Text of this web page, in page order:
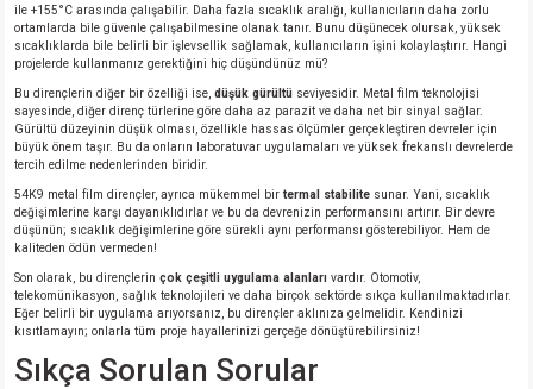
ile +155°C arasında çalışabilir. Daha fazla sıcaklık aralığı, kullanıcıların daha zorlu
ortamlarda bile güvenle çalışabilmesine olanak tanır. Bunu düşünecek olursak, yüksek
sıcaklıklarda bile belirli bir işlevsellik sağlamak, kullanıcıların işini kolaylaştırır. Hangi
projelerde kullanmanız gerektiğini hiç düşündünüz mü?
Bu dirençlerin diğer bir özelliği ise, düşük gürültü seviyesidir. Metal film teknolojisi
sayesinde, diğer direnç türlerine göre daha az parazit ve daha net bir sinyal sağlar.
Gürültü düzeyinin düşük olması, özellikle hassas ölçümler gerçekleştiren devreler için
büyük önem taşır. Bu da onların laboratuvar uygulamaları ve yüksek frekanslı devrelerde
tercih edilme nedenlerinden biridir.
54K9 metal film dirençler, ayrıca mükemmel bir termal stabilite sunar. Yani, sıcaklık
değişimlerine karşı dayanıklıdırlar ve bu da devrenizin performansını artırır. Bir devre
düşünün; sıcaklık değişimlerine göre sürekli aynı performansı gösterebiliyor. Hem de
kaliteden ödün vermeden!
Son olarak, bu dirençlerin çok çeşitli uygulama alanları vardır. Otomotiv,
telekomünikasyon, sağlık teknolojileri ve daha birçok sektörde sıkça kullanılmaktadırlar.
Eğer belirli bir uygulama arıyorsanız, bu dirençler aklınıza gelmelidir. Kendinizi
kısıtlamayın; onlarla tüm proje hayallerinizi gerçeğe dönüştürebilirsiniz!
Sıkça Sorulan Sorular